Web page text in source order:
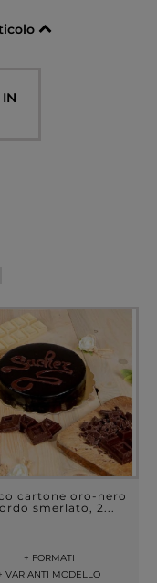
cartone oro-nero
smerlato, 2...
+ FORMATI
VARIANTI MODELLO